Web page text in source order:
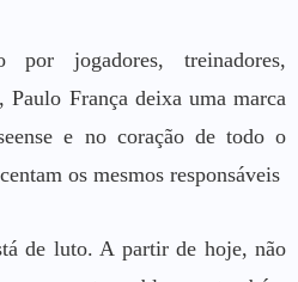
por jogadores, treinadores,
Paulo França deixa uma marca
e no coração de todo o
os mesmos responsáveis
de luto. A partir de hoje, não